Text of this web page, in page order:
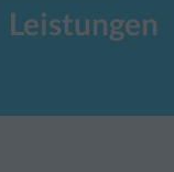
Leistungen